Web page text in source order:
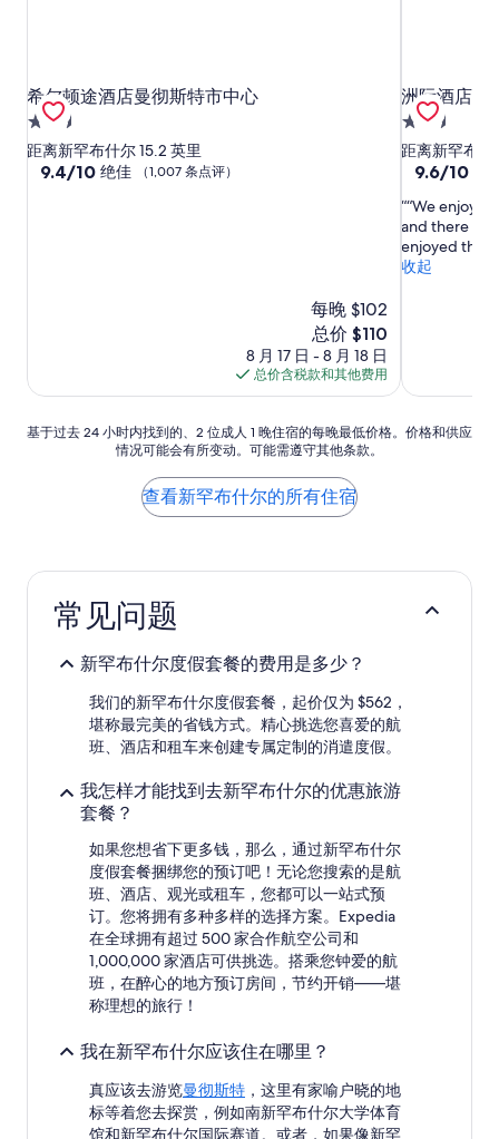
希尔顿途酒店曼彻斯特市中心
希尔顿途酒店曼彻斯特市中心
2.5
星
住
距离新罕布什尔 15.2 英里
9.4
9.4/10 绝佳 （1,007 条点评）
每晚 $102
新
价
格
$110
总价 $110
8 月 17 日 - 8 月 18 日
总价含税款和其他费用
洲际酒店集
洲际酒店集
2.5
星
住
宿
距离新罕布什
9.6
总
分
10，
绝
9.6/10
“We
and there
enjoyed the
收起
基
内
基于过去 24 小时内找到的、2 位成人 1 晚住宿的每晚最低价格。价格和供应
情况可能会有所变动。可能需遵守其他条款。
查看新罕布什尔的所有住宿
常见问题
新罕布什尔度假套餐的费用是多少？
我们的新罕布什尔度假套餐，起价仅为 $562，
堪称最完美的省钱方式。精心挑选您喜爱的航
班、酒店和租车来创建专属定制的消遣度假。
我怎样才能找到去新罕布什尔的优惠旅游
套餐？
如果您想省下更多钱，那么，通过新罕布什尔
度假套餐捆绑您的预订吧！无论您搜索的是航
班、酒店、观光或租车，您都可以一站式预
订。您将拥有多种多样的选择方案。Expedia
在全球拥有超过 500 家合作航空公司和
1,000,000 家酒店可供挑选。搭乘您钟爱的航
班，在醉心的地方预订房间，节约开销——堪
称理想的旅行！
我在新罕布什尔应该住在哪里？
真应该去游览曼彻斯特 ，这里有家喻户晓的地
标等着您去探赏，例如南新罕布什尔大学体育
馆和新罕布什尔国际赛道。或者，如果像新罕